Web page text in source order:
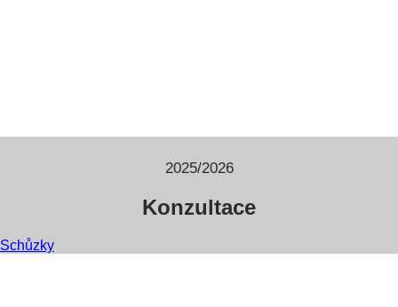
2025/2026
Konzultace
Schůzky